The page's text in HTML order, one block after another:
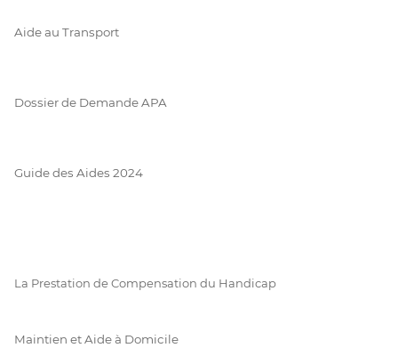
Aide au Transport
Dossier de Demande APA
Guide des Aides 2024
La Prestation de Compensation du Handicap
Maintien et Aide à Domicile